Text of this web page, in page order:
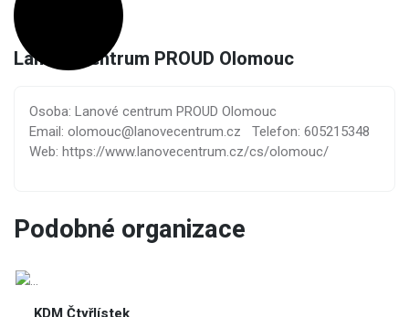
Lanové centrum PROUD Olomouc
Osoba: Lanové centrum PROUD Olomouc
Email: olomouc@lanovecentrum.cz
Telefon: 605215348
Web: https://www.lanovecentrum.cz/cs/olomouc/
Podobné organizace